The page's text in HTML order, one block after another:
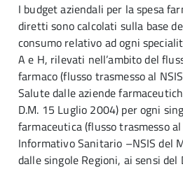
I budget aziendali per la spesa
diretti sono calcolati sulla base
consumo relativo ad ogni
A e H, rilevati nell’ambito del
farmaco (flusso trasmesso al
Salute dalle aziende
D.M. 15 Luglio 2004) per ogni
farmaceutica (flusso trasmesso
Informativo Sanitario –NSIS del
dalle singole Regioni, ai sensi